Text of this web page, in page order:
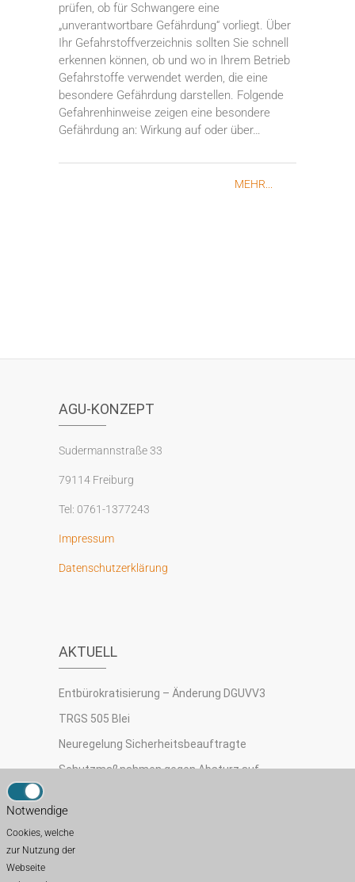
prüfen, ob für Schwangere eine
„unverantwortbare Gefährdung“ vorliegt. Über
Ihr Gefahrstoffverzeichnis sollten Sie schnell
erkennen können, ob und wo in Ihrem Betrieb
Gefahrstoffe verwendet werden, die eine
besondere Gefährdung darstellen. Folgende
Gefahrenhinweise zeigen eine besondere
Gefährdung an: Wirkung auf oder über…
MEHR...
AGU-KONZEPT
Sudermannstraße 33
79114 Freiburg
Tel: 0761-1377243
Impressum
Datenschutzerklärung
AKTUELL
Entbürokratisierung – Änderung DGUVV3
TRGS 505 Blei
Neuregelung Sicherheitsbeauftragte
Schutzmaßnahmen gegen Absturz auf
TRBS 3121 Betrieb von Aufzugsanlagen
Notwendige
Cookies, welche
zur Nutzung der
Webseite